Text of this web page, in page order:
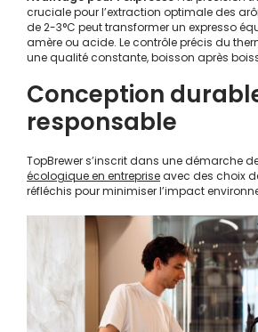
cruciale pour l’extraction optimale des
de 2-3°C peut transformer un expresso
amère ou acide. Le contrôle précis du
une qualité constante, boisson après
Conception
responsable
TopBrewer s’inscrit dans une démarche
écologique en entrepriseavec des choix
réfléchis pour minimiser l’impact